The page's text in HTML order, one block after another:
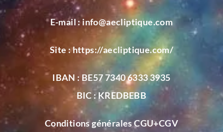
E-mail :info@aecliptique.com
Site :https://aecliptique.com/
IBAN : BE57 7340 6333 3935
BIC : KREDBEBB
Conditions générales CGU+CGV